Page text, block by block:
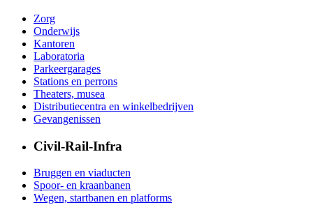
Zorg
Onderwijs
Kantoren
Laboratoria
Parkeergarages
Stations en perrons
Theaters, musea
Distributiecentra en winkelbedrijven
Gevangenissen
Civil-Rail-Infra
Bruggen en viaducten
Spoor- en kraanbanen
Wegen, startbanen en platforms